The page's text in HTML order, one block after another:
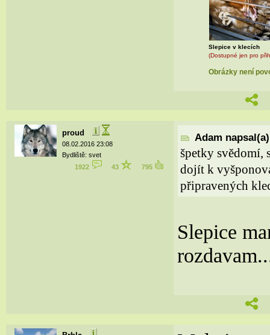
Slepice v klecích
(Dostupné jen pro
Obrázky není
proud
08.02.2016 23:08
Bydliště: svet
1922
43 795
Adam
špetky
dojít k
připravených
Slepice